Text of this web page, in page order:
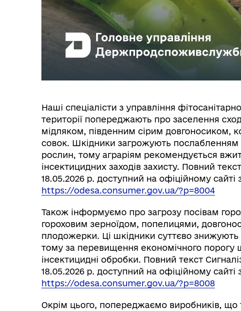
Графіки прийому громадян
Колегіальні органи (ради,
робочі групи, комісії)
Наші спеціалісти з управління
території попереджають про заселення
мідляком, південним сірим довгоносиком,
совок. Шкідники загрожують
рослин, тому аграріям рекомендується
інсектицидних заходів захисту. Повний
18.05.2026 р. доступний на офіційному
https://odesa.consumer.gov.ua/?p=8004
Також інформуємо про загрозу посівам
гороховим зерноїдом, попелицями,
плодожерки. Ці шкідники суттєво знижують
тому за перевищення економічного порогу
інсектицидні обробки. Повний текст
18.05.2026 р. доступний на офіційному
https://odesa.consumer.gov.ua/?p=8008
Окрім цього, попереджаємо виробників, що